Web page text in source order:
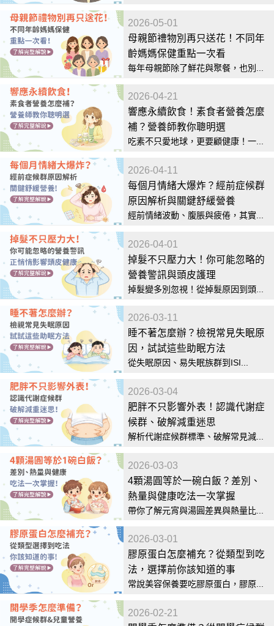
2026-05-01
母親節禮物別再只送花！不同年
齡媽媽保健重點一次看
每年母親節除了鮮花與聚餐，也別...
2026-04-21
響應永續飲食！素食者營養怎麼
補？營養師教你聰明選
吃素不只愛地球，更要顧健康！一...
2026-04-11
每個月情緒大爆炸？經前症候群
原因解析與關鍵舒緩營養
經前情緒波動、腹脹與疲倦，其實...
2026-04-01
掉髮不只壓力大！你可能忽略的
營養警訊與頭皮護理
掉髮變多別忽視！從掉髮原因到頭...
2026-03-11
睡不著怎麼辦？檢視常見失眠原
因，試試這些助眠方法
從失眠原因、易失眠族群到ISI...
2026-03-04
肥胖不只影響外表！認識代謝症
候群、破解減重迷思
解析代謝症候群標準、破解常見減...
2026-03-03
4顆湯圓等於一碗白飯？差別、
熱量與健康吃法一次掌握
帶你了解元宵與湯圓差異與熱量比...
2026-03-01
膠原蛋白怎麼補充？從類型到吃
法，選擇前你該知道的事
常說美容保養要吃膠原蛋白，膠原...
2026-02-21